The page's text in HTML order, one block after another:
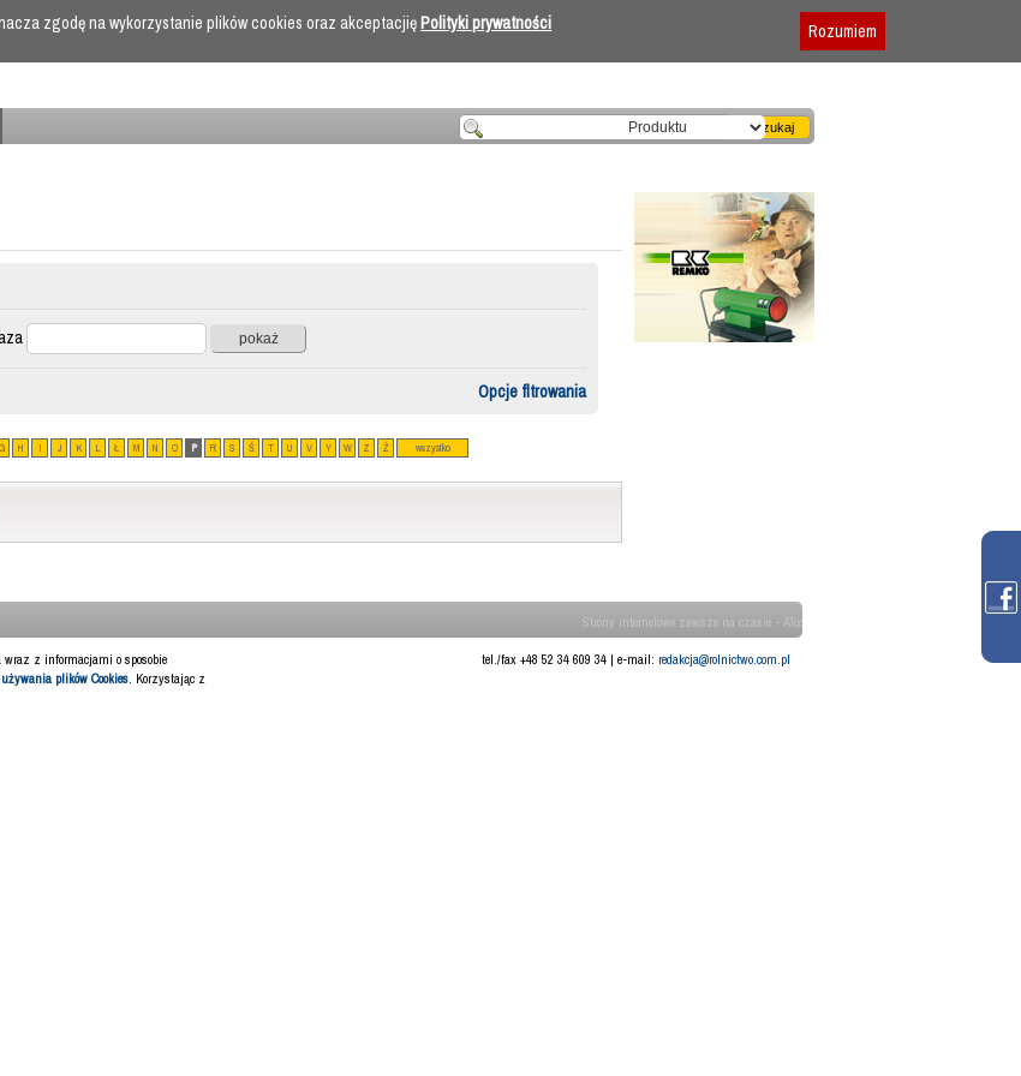
Regulamin
Opcje fltrowania
G H I J K L Ł M N O P R S Ś T U V Y W Z Ż wszystko
Strony internetowe zawsze na czasie - ATcom
z informacjami o sposobie
plików Cookies. Korzystając z
tel./fax +48 52 34 609 34 | e-mail: redakcja@rolnictwo.com.pl
zgodę na wykorzystanie plików cookies oraz akceptacjięPolityki prywatności Rozumiem